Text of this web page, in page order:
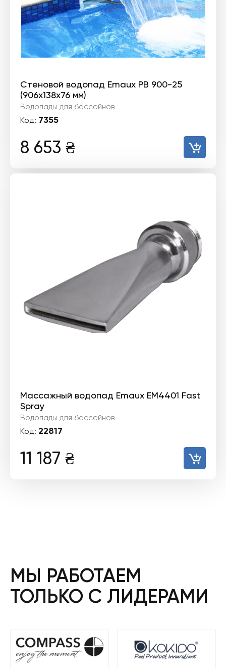
Стеновой водопад Emaux PB 900-25
(906х138х76 мм)
Водопады для бассейнов
Код: 7355
8 653 ₴
Массажный водопад Emaux EM4401 Fast
Spray
Водопады для бассейнов
Код: 22817
11 187 ₴
МЫ РАБОТАЕМ
ТОЛЬКО С ЛИДЕРАМИ